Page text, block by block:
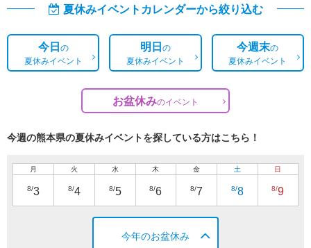
夏休みイベントカレンダーから絞り込む
今日の
夏休みイベント
明日の
夏休みイベント
今週末の
夏休みイベント
お盆休みのイベント
今週の熊本県の夏休みイベントを探している方はこちら！
月
8/3
火
8/4
水
8/5
木
8/6
金
8/7
土
8/8
日
8/9
今年のお盆休み